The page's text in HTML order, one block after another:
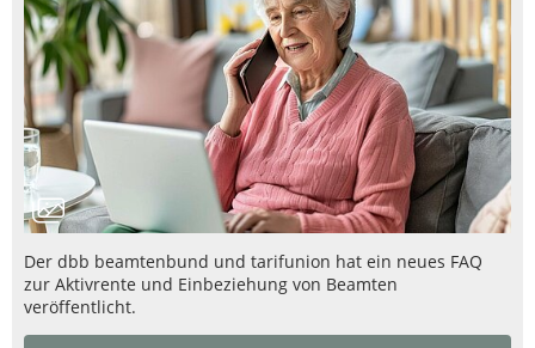
Der dbb beamtenbund und tarifunion hat ein neues FAQ
zur Aktivrente und Einbeziehung von Beamten
veröffentlicht.